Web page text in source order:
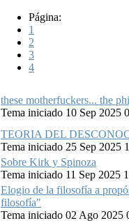
Página:
1
2
3
4
these motherfuckers... the
Tema iniciado 10 Sep 2025
TEORIA DEL
Tema iniciado 25 Sep 2025
Sobre Kirk y Spinoza
Tema iniciado 11 Sep 2025
Elogio de la filosofía a
filosofía"
Tema iniciado 02 Ago 2025